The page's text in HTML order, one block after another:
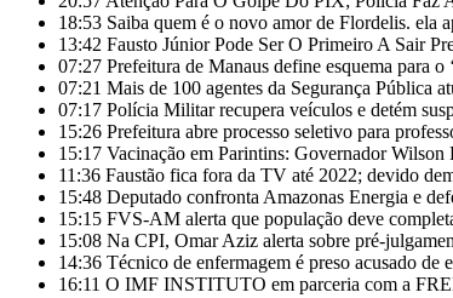
18:53 Saiba quem é o novo amor de Flordelis. ela
13:42 Fausto Júnior Pode Ser O Primeiro A Sair
07:27 Prefeitura de Manaus define esquema para
07:21 Mais de 100 agentes da Segurança Pública
07:17 Polícia Militar recupera veículos e detém
15:26 Prefeitura abre processo seletivo para
15:17 Vacinação em Parintins: Governador
11:36 Faustão fica fora da TV até 2022; devido
15:48 Deputado confronta Amazonas Energia e
15:15 FVS-AM alerta que população deve
15:08 Na CPI, Omar Aziz alerta sobre pré-
14:36 Técnico de enfermagem é preso acusado de
16:11 O IMF INSTITUTO em parceria com a